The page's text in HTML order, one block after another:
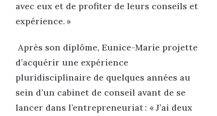
avec eux et de profiter de leurs conseils et
expérience. »
Après son diplôme, Eunice-Marie projette
d’acquérir une expérience
pluridisciplinaire de quelques années au
sein d’un cabinet de conseil avant de se
lancer dans l’entrepreneuriat : « J’ai deux